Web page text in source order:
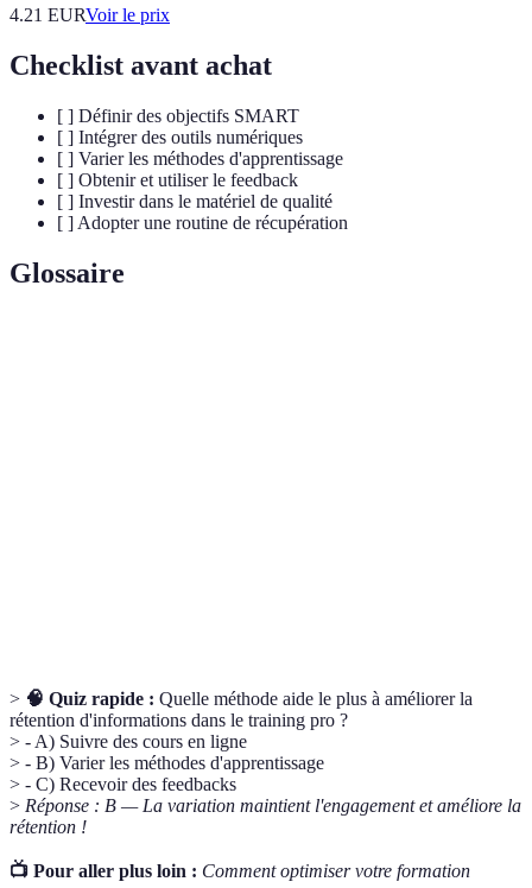
4.21 EURVoir le prix
Checklist avant achat
[ ] Définir des objectifs SMART
[ ] Intégrer des outils numériques
[ ] Varier les méthodes d'apprentissage
[ ] Obtenir et utiliser le feedback
[ ] Investir dans le matériel de qualité
[ ] Adopter une routine de récupération
Glossaire
> 🧠 Quiz rapide : Quelle méthode aide le plus à améliorer la
rétention d'informations dans le training pro ?
> - A) Suivre des cours en ligne
> - B) Varier les méthodes d'apprentissage
> - C) Recevoir des feedbacks
> Réponse : B — La variation maintient l'engagement et améliore la
rétention !
📺 Pour aller plus loin : Comment optimiser votre formation